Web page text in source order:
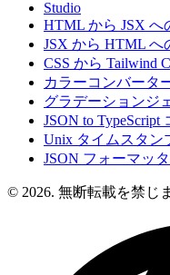
Studio
HTML から JSX へ
JSX から HTML へ
CSS から Tailwind
カラーコンバータ
グラデーションジ
JSON to TypeScript
Unix タイムスタン
JSON フォーマッタ
© 2026. 無断転載を禁じ